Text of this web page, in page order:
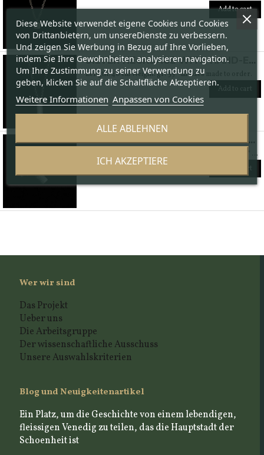
Add to cart
Length: 40 cm Weight: gr. 35 * all sizes made to order.
Add to cart
Height; mm.20 Thickness: 1.90 mm Weight: gr. 8.90 * all sizes made to order.
Add to cart
Wer wir sind
Das Projekt
Ueber uns
Die Arbeitsgruppe
Der wissenschaftliche Ausschuss
Unsere Auswahlskriterien
Blog und Neuigkeitenartikel
Ein Platz, um die Geschichte von einem lebendigen,
fleissigen Venedig zu teilen, das die Hauptstadt der
Schoenheit ist
Diese Website verwendet eigene Cookies und Cookies
von Drittanbietern, um unsereDienste zu verbessern.
Und zeigen Sie Werbung in Bezug auf Ihre Vorlieben,
indem Sie Ihre Gewohnheiten analysieren navigation.
Um Ihre Zustimmung zu seiner Verwendung zu
geben, klicken Sie auf die Schaltfläche Akzeptieren.
Weitere Informationen Anpassen von Cookies
ALLE ABLEHNEN
ICH AKZEPTIERE